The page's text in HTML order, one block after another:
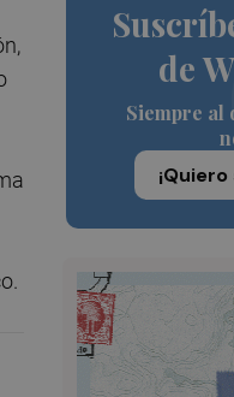
de
Siempre al